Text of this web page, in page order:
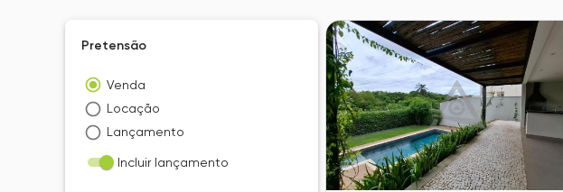
Pretensão
Venda
Locação
Lançamento
Incluir lançamento